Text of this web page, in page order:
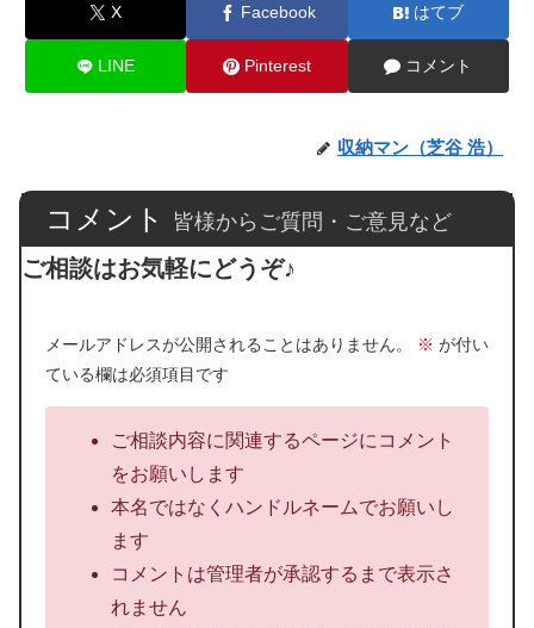
X Facebook はてブ
LINE Pinterest コメント
収納マン（芝谷 浩）
コメント 皆様からご質問・ご意見など
ご相談はお気軽にどうぞ♪
メールアドレスが公開されることはありません。 ※ が付い
ている欄は必須項目です
ご相談内容に関連するページにコメント
をお願いします
本名ではなくハンドルネームでお願いし
ます
コメントは管理者が承認するまで表示さ
れません